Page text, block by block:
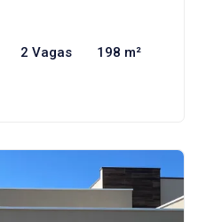
2 Vagas 198 m²